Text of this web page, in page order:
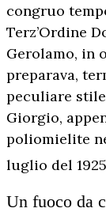
congruo
Terz’Ordine
Gerolamo, in
preparava,
peculiare
Giorgio,
poliomielite
luglio del 1925
Un fuoco da